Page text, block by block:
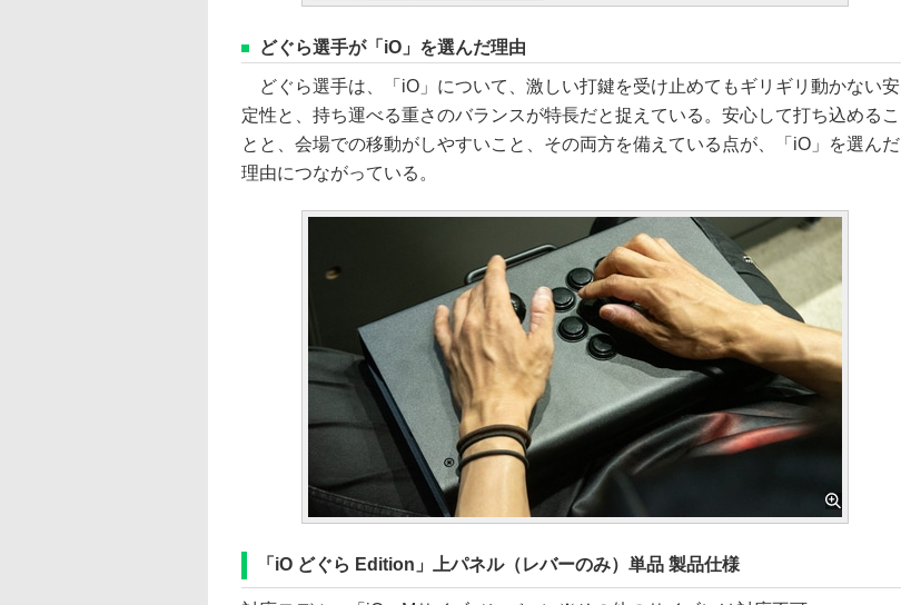
どぐら選手が「iO」を選んだ理由
どぐら選手は、「iO」について、激しい打鍵を受け止めてもギリギリ動かない安
定性と、持ち運べる重さのバランスが特長だと捉えている。安心して打ち込めるこ
とと、会場での移動がしやすいこと、その両方を備えている点が、「iO」を選んだ
理由につながっている。
「iO どぐら Edition」上パネル（レバーのみ）単品 製品仕様